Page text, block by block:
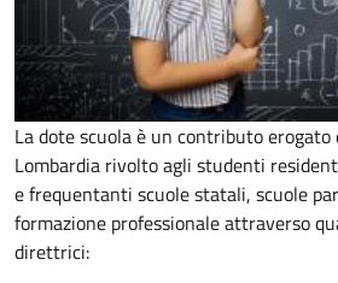
La dote scuola è un contributo erogato
Lombardia rivolto agli studenti
e frequentanti scuole statali, scuole
formazione professionale attraverso
direttrici: